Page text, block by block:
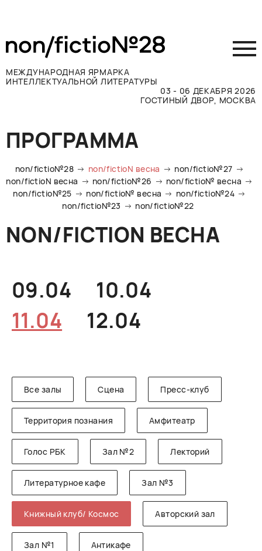
МЕЖДУНАРОДНАЯ ЯРМАРКА
ИНТЕЛЛЕКТУАЛЬНОЙ ЛИТЕРАТУРЫ
03 - 06 ДЕКАБРЯ 2026
ГОСТИНЫЙ ДВОР, МОСКВА
Принять участие
Участникам
Посетителям
Программа
Прессе
Контакты
ПРОГРАММА
non/fictio№28 non/fictioN весна
non/fictio№27
non/fictioN весна
non/fictio№26
non/fictio№ весна
non/fictio№25
non/fictio№ весна
non/fictio№24
non/fictio№23
non/fictio№22
NON/FICTION ВЕСНА
09.04
10.04
11.04
12.04
Все залы Сцена Пресс-клуб
Территория познания Амфитеатр
Голос РБК Зал №2 Лекторий
Литературное кафе Зал №3
Книжный клуб/ Космос Авторский зал
Зал №1 Антикафе